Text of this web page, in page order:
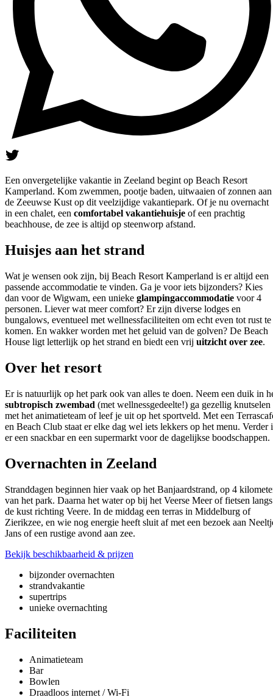
Een onvergetelijke vakantie in Zeeland begint op Beach Resort
Kamperland. Kom zwemmen, pootje baden, uitwaaien of zonnen aan
de Zeeuwse Kust op dit veelzijdige vakantiepark. Of je nu overnacht
in een chalet, een comfortabel vakantiehuisje of een prachtig
beachhouse, de zee is altijd op steenworp afstand.
Huisjes aan het strand
Wat je wensen ook zijn, bij Beach Resort Kamperland is er altijd een
passende accommodatie te vinden. Ga je voor iets bijzonders? Kies
dan voor de Wigwam, een unieke glampingaccommodatie voor 4
personen. Liever wat meer comfort? Er zijn diverse lodges en
bungalows, eventueel met wellnessfaciliteiten om echt even tot rust te
komen. En wakker worden met het geluid van de golven? De Beach
House ligt letterlijk op het strand en biedt een vrij uitzicht over zee.
Over het resort
Er is natuurlijk op het park ook van alles te doen. Neem een duik in
subtropisch zwembad (met wellnessgedeelte!) ga gezellig knutselen
met het animatieteam of leef je uit op het sportveld. Met een
en Beach Club staat er elke dag wel iets lekkers op het menu. Verder
er een snackbar en een supermarkt voor de dagelijkse boodschappen.
Overnachten in Zeeland
Stranddagen beginnen hier vaak op het Banjaardstrand, op 4
van het park. Daarna het water op bij het Veerse Meer of fietsen langs
de kust richting Veere. In de middag een terras in Middelburg of
Zierikzee, en wie nog energie heeft sluit af met een bezoek aan
Jans of een rustige avond aan zee.
Bekijk beschikbaarheid & prijzen
bijzonder overnachten
strandvakantie
supertrips
unieke overnachting
Faciliteiten
Animatieteam
Bar
Bowlen
Draadloos internet / Wi-Fi